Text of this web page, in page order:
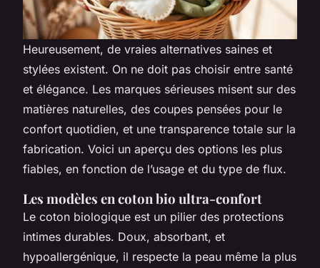
Heureusement, de vraies alternatives saines et
stylées existent. On ne doit pas choisir entre santé
et élégance. Les marques sérieuses misent sur des
matières naturelles, des coupes pensées pour le
confort quotidien, et une transparence totale sur la
fabrication. Voici un aperçu des options les plus
fiables, en fonction de l’usage et du type de flux.
Les modèles en coton bio ultra-confort
Le coton biologique est un pilier des protections
intimes durables. Doux, absorbant, et
hypoallergénique, il respecte la peau même la plus